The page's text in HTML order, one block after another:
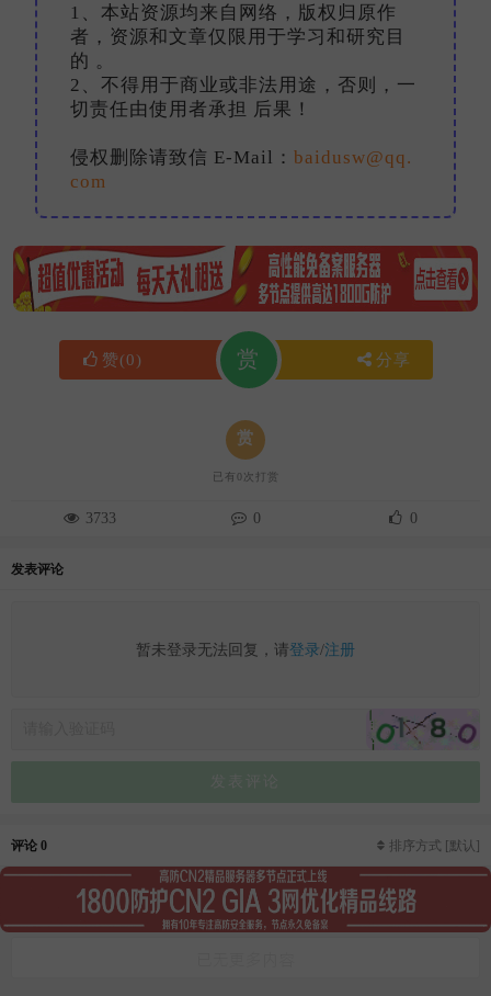
1、本站资源均来自网络，版权归原作
者，资源和文章仅限用于学习和研究目
的 。
2、不得用于商业或非法用途，否则，一
切责任由使用者承担 后果！
侵权删除请致信 E-Mail： baidusw@qq.
com
赞(0) 赏 分享
赏
已有 0次打赏
3733 0 0
发表评论
暂未登录无法回复，请登录/注册
评论 0 排序方式 [默认]